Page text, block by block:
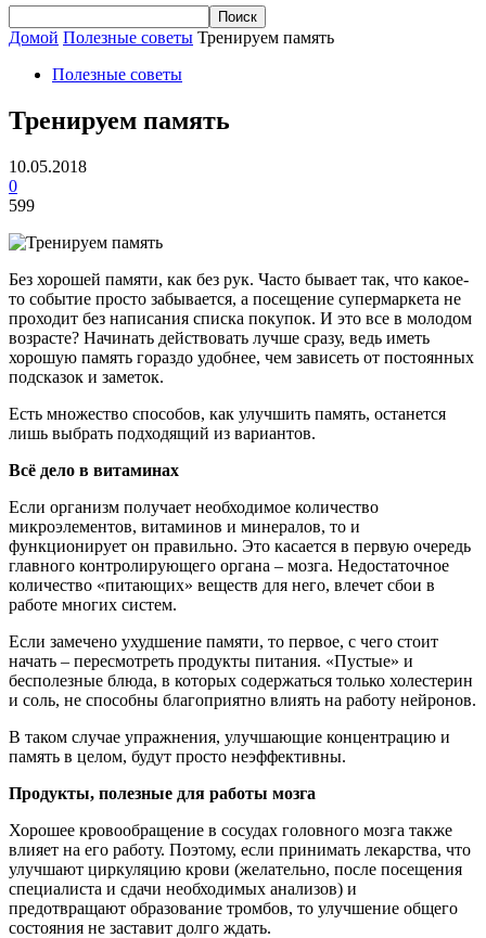
Домой Полезные советы Тренируем память
Полезные советы
Тренируем память
10.05.2018
0
599
Без хорошей памяти, как без рук. Часто бывает так, что какое-
то событие просто забывается, а посещение супермаркета не
проходит без написания списка покупок. И это все в молодом
возрасте? Начинать действовать лучше сразу, ведь иметь
хорошую память гораздо удобнее, чем зависеть от постоянных
подсказок и заметок.
Есть множество способов, как улучшить память, останется
лишь выбрать подходящий из вариантов.
Всё дело в витаминах
Если организм получает необходимое количество
микроэлементов, витаминов и минералов, то и
функционирует он правильно. Это касается в первую очередь
главного контролирующего органа – мозга. Недостаточное
количество «питающих» веществ для него, влечет сбои в
работе многих систем.
Если замечено ухудшение памяти, то первое, с чего стоит
начать – пересмотреть продукты питания. «Пустые» и
бесполезные блюда, в которых содержаться только холестерин
и соль, не способны благоприятно влиять на работу нейронов.
В таком случае упражнения, улучшающие концентрацию и
память в целом, будут просто неэффективны.
Продукты, полезные для работы мозга
Хорошее кровообращение в сосудах головного мозга также
влияет на его работу. Поэтому, если принимать лекарства, что
улучшают циркуляцию крови (желательно, после посещения
специалиста и сдачи необходимых анализов) и
предотвращают образование тромбов, то улучшение общего
состояния не заставит долго ждать.